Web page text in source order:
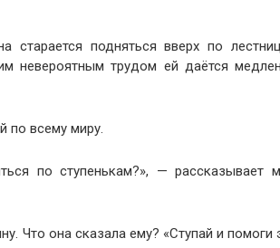
подняться вверх по
невероятным трудом ей даётся
по всему миру.
по ступенькам?», — рассказывает
Что она сказала ему? «Ступай и помоги